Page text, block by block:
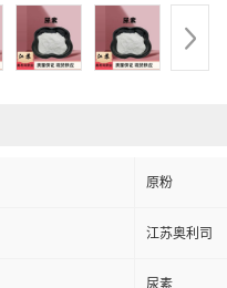
原粉
江苏奥利司
尿素